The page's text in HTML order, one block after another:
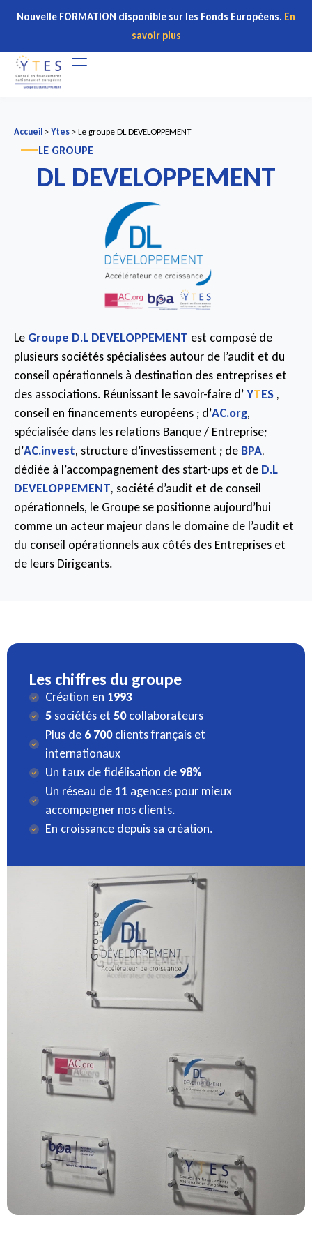
Nouvelle FORMATION disponible sur les Fonds Européens. En
savoir plus
Accueil > Ytes > Le groupe DL DEVELOPPEMENT
LE GROUPE
DL DEVELOPPEMENT
Le Groupe D.L DEVELOPPEMENT est composé de
plusieurs sociétés spécialisées autour de l’audit et du
conseil opérationnels à destination des entreprises et
des associations. Réunissant le savoir-faire d’YTES ,
conseil en financements européens ; d’AC.org,
spécialisée dans les relations Banque / Entreprise;
d’AC.invest, structure d’investissement ; de BPA,
dédiée à l’accompagnement des start-ups et de D.L
DEVELOPPEMENT, société d’audit et de conseil
opérationnels, le Groupe se positionne aujourd’hui
comme un acteur majeur dans le domaine de l’audit et
du conseil opérationnels aux côtés des Entreprises et
de leurs Dirigeants.
Les chiffres du groupe
Création en 1993
5sociétés et 50collaborateurs
Plus de 6 700clients français et
internationaux
Un taux de fidélisation de 98%
Un réseau de 11 agences pour mieux
accompagner nos clients.
En croissance depuis sa création.